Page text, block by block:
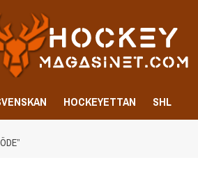
HOCKEYETTAN SHL